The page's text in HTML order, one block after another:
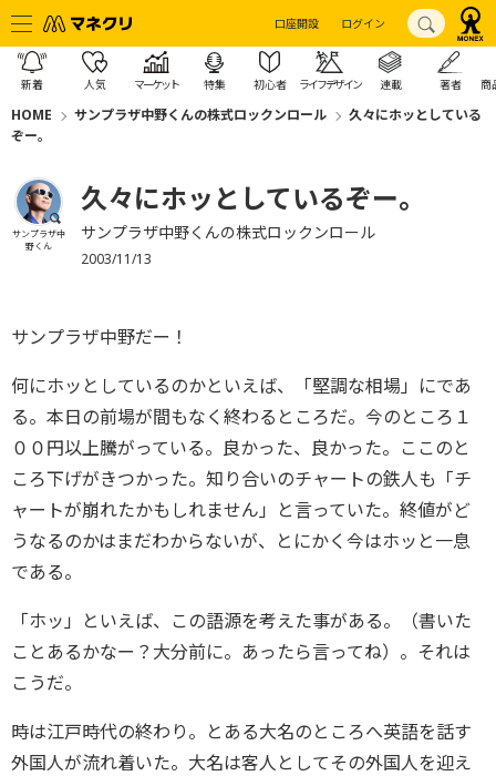
口座開設 ログイン
新着 人気 マーケット 特集 初心者 ライフデザイン 連載 著者 商
HOME サンプラザ中野くんの株式ロックンロール
久々にホッとしている
ぞー。
サンプラザ中
野くん
久々にホッとしているぞー。
サンプラザ中野くんの株式ロックンロール
2003/11/13
サンプラザ中野だー！
何にホッとしているのかといえば、「堅調な相場」にであ
る。本日の前場が間もなく終わるところだ。今のところ１
００円以上騰がっている。良かった、良かった。ここのと
ころ下げがきつかった。知り合いのチャートの鉄人も「チ
ャートが崩れたかもしれません」と言っていた。終値がど
うなるのかはまだわからないが、とにかく今はホッと一息
である。
「ホッ」といえば、この語源を考えた事がある。（書いた
ことあるかなー？大分前に。あったら言ってね）。それは
こうだ。
時は江戸時代の終わり。とある大名のところへ英語を話す
外国人が流れ着いた。大名は客人としてその外国人を迎え